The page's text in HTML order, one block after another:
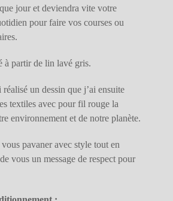
jour et deviendra vite votre
pour faire vos courses ou
à partir de lin lavé gris.
un dessin que j’ai ensuite
textiles avec pour fil rouge la
environnement et de notre planète.
pavaner avec style tout en
vous un message de respect pour